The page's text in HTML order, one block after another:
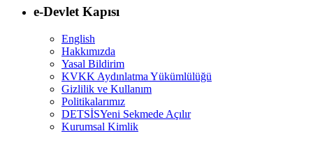
e-Devlet Kapısı
English
Hakkımızda
Yasal Bildirim
KVKK Aydınlatma Yükümlülüğü
Gizlilik ve Kullanım
Politikalarımız
DETSİSYeni Sekmede Açılır
Kurumsal Kimlik